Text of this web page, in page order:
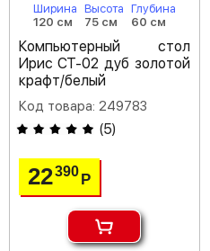
Ширина
120 см
Высота
75 см
Глубина
60 см
Компьютерный стол
Ирис СТ-02 дуб золотой
крафт/белый
Код товара: 249783
(5)
22390 Р